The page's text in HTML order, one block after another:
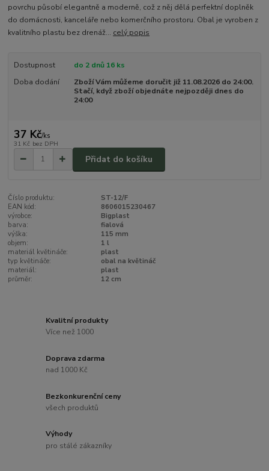
povrchu působí elegantně a moderně, což z něj dělá perfektní doplněk
do domácnosti, kanceláře nebo komerčního prostoru. Obal je vyroben z
kvalitního plastu bez drenáž... celý popis
Dostupnost
do 2 dnů 16 ks
Doba dodání
Zboží Vám můžeme doručit již 11.08.2026 do 24:00.
Stačí, když zboží objednáte nejpozději dnes do
24:00
37 Kč/ks
31 Kč bez DPH
Přidat do košíku
Číslo produktu:
ST-12/F
EAN kód:
8606015230467
výrobce:
Bigplast
barva:
fialová
výška:
115 mm
objem:
1 l
materiál květináče:
plast
typ květináče:
obal na květináč
materiál:
plast
průměr:
12 cm
Kvalitní produkty
Více než 1000
Doprava zdarma
nad 1000 Kč
Bezkonkurenční ceny
všech produktů
Výhody
pro stálé zákazníky